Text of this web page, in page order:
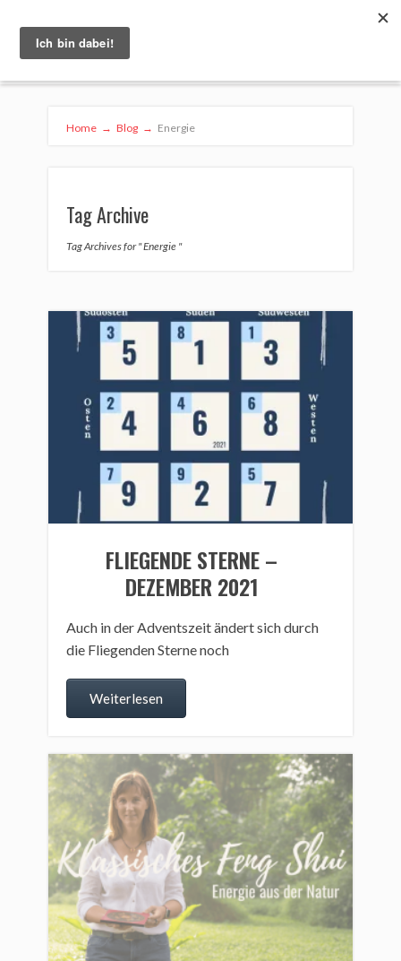
Home → Blog → Energie
Tag Archive
Tag Archives for " Energie "
FLIEGENDE STERNE –
DEZEMBER 2021
Auch in der Adventszeit ändert sich durch
die Fliegenden Sterne noch
Weiterlesen